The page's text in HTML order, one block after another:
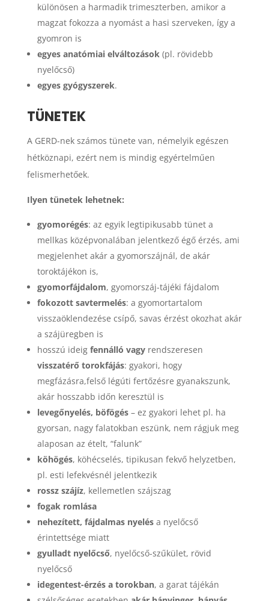
különösen a harmadik trimeszterben, amikor a
magzat fokozza a nyomást a hasi szerveken, így a
gyomron is
egyes anatómiai elváltozások (pl. rövidebb
nyelőcső)
egyes gyógyszerek.
TÜNETEK
A GERD-nek számos tünete van, némelyik egészen
hétköznapi, ezért nem is mindig egyértelműen
felismerhetőek.
Ilyen tünetek lehetnek:
gyomorégés: az egyik legtipikusabb tünet a
mellkas középvonalában jelentkező égő érzés, ami
megjelenhet akár a gyomorszájnál, de akár
toroktájékon is,
gyomorfájdalom, gyomorszáj-tájéki fájdalom
fokozott savtermelés: a gyomortartalom
visszaöklendezése csípő, savas érzést okozhat akár
a szájüregben is
hosszú ideig fennálló vagyrendszeresen
visszatérő torokfájás: gyakori, hogy
megfázásra,felső légúti fertőzésre gyanakszunk,
akár hosszabb időn keresztül is
levegőnyelés, böfögés– ez gyakori lehet pl. ha
gyorsan, nagy falatokban eszünk, nem rágjuk meg
alaposan az ételt, “falunk”
köhögés, köhécselés, tipikusan fekvő helyzetben,
pl. esti lefekvésnél jelentkezik
rossz szájíz, kellemetlen szájszag
fogak romlása
nehezített, fájdalmas nyelésa nyelőcső
érintettsége miatt
gyulladt nyelőcső, nyelőcső-szűkület, rövid
nyelőcső
idegentest-érzés a torokban, a garat tájékán